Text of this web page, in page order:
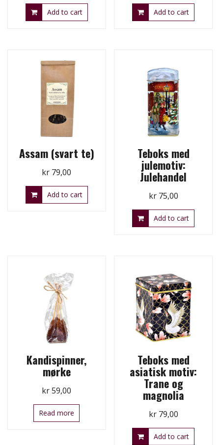
Add to cart Add to cart
Assam (svart te)
kr 79,00
Add to cart
Teboks med
julemotiv:
Julehandel
kr75,00
Add to cart
Kandispinner,
mørke
kr59,00
Read more
Teboks med
asiatisk motiv:
Trane og
magnolia
kr79,00
Add to cart